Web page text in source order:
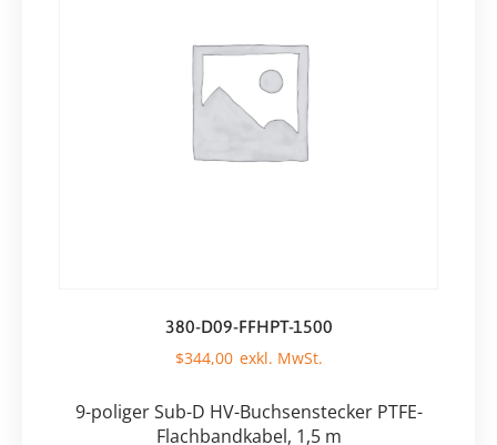
380-D09-FFHPT-1500
$344,00
9-poliger Sub-D HV-Buchsenstecker PTFE-
Flachbandkabel, 1,5 m